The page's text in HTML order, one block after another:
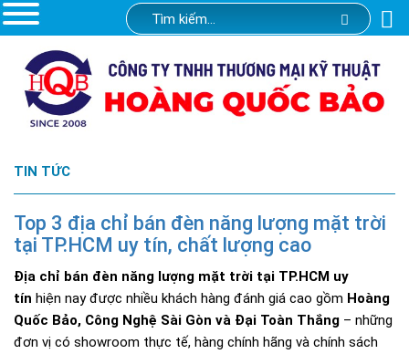
TIN TỨC
Top 3 địa chỉ bán đèn năng lượng mặt trời
tại TP.HCM uy tín, chất lượng cao
Địa chỉ bán đèn năng lượng mặt trời tại TP.HCM uy
tín hiện nay được nhiều khách hàng đánh giá cao gồm Hoàng
Quốc Bảo, Công Nghệ Sài Gòn và Đại Toàn Thắng – những
đơn vị có showroom thực tế, hàng chính hãng và chính sách